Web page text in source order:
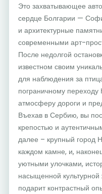
Это захватывающее
сердце Болгарии —
и архитектурные
современными арт-
После недолгой
известном своим
для наблюдения за
пограничному переходу
атмосферу дороги и
Въехав в Сербию, вы
крепостью и
далее – крупный город
каждом камне, и,
уютными улочками,
насыщенной
подарит контрастный